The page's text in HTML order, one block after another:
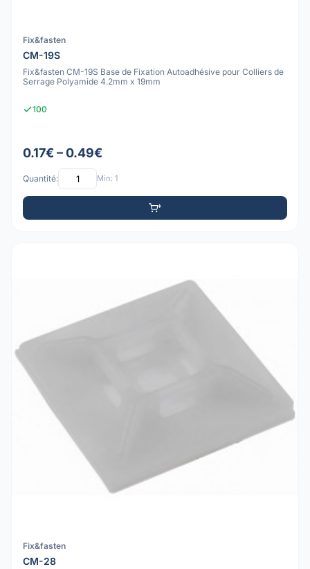
Fix&fasten
CM-19S
Fix&fasten CM-19S Base de Fixation Autoadhésive pour Colliers de
Serrage Polyamide 4.2mm x 19mm
100
0.17€ – 0.49€
Quantité: Min: 1
Fix&fasten
CM-28